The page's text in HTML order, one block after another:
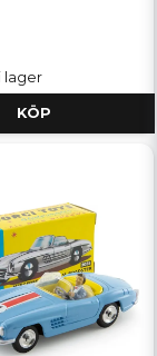
lager
KÖP